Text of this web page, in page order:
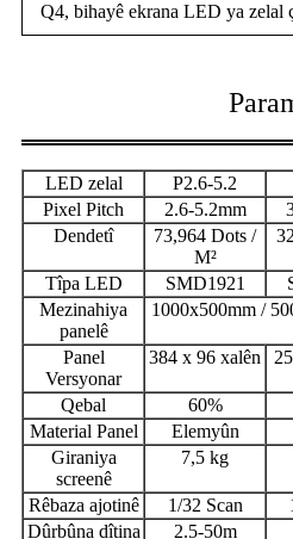
Q4, bihayê ekrana LED ya zelal
LED zelal P2.6-5.2
Pixel Pitch
2.6-5.2mm
Dendetî
73,964 Dots /
M²
Tîpa LED
SMD1921
Mezinahiya
panelê
1000x500mm /
Panel
Versyonar
384 x 96 xalên
Qebal 60%
Material Panel
Elemyûn
Giraniya
screenê
7,5 kg
Rêbaza ajotinê 1/32 Scan
Dûrbûna dîtina
2.5-50m